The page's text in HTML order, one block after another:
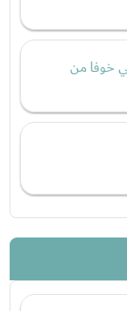
خوفا من